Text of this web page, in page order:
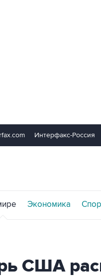
Интерфакс-Россия
Экономика
США